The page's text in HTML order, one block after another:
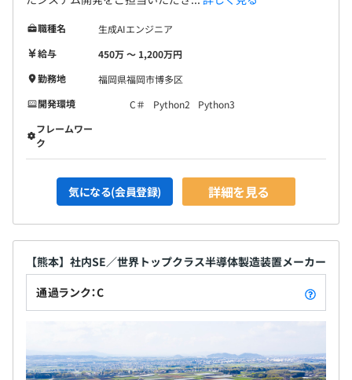
職種名
生成AIエンジニア
給与
450万 〜 1,200万円
勤務地
福岡県福岡市博多区
開発環境
C＃ Python2
Python3
フレームワー
ク
気になる(会員登録) 詳細を見る
【熊本】社内SE／世界トップクラス半導体製造装置メーカー
通過ランク：C